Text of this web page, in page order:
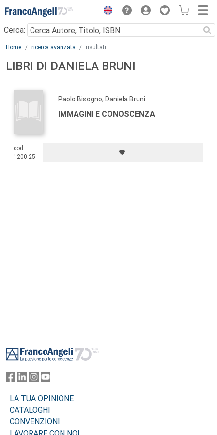
Menu
Cerca:
Main content
Home ricerca avanzata risultati
LIBRI DI DANIELA BRUNI
Paolo Bisogno, Daniela Bruni
IMMAGINI E CONOSCENZA
cod.
1200.25
LA TUA OPINIONE
CATALOGHI
CONVENZIONI